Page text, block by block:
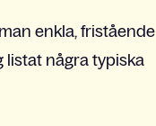
enkla, fristående
listat några typiska